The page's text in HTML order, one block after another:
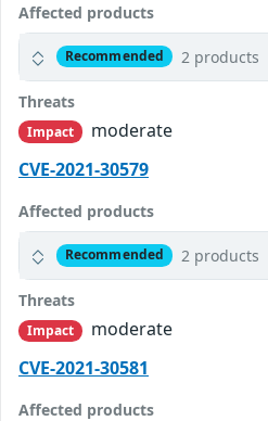
Affected products
Recommended 2 products
Threats
Impact
moderate
CVE-2021-30579
Affected products
Recommended 2 products
Threats
Impact
moderate
CVE-2021-30581
Affected products